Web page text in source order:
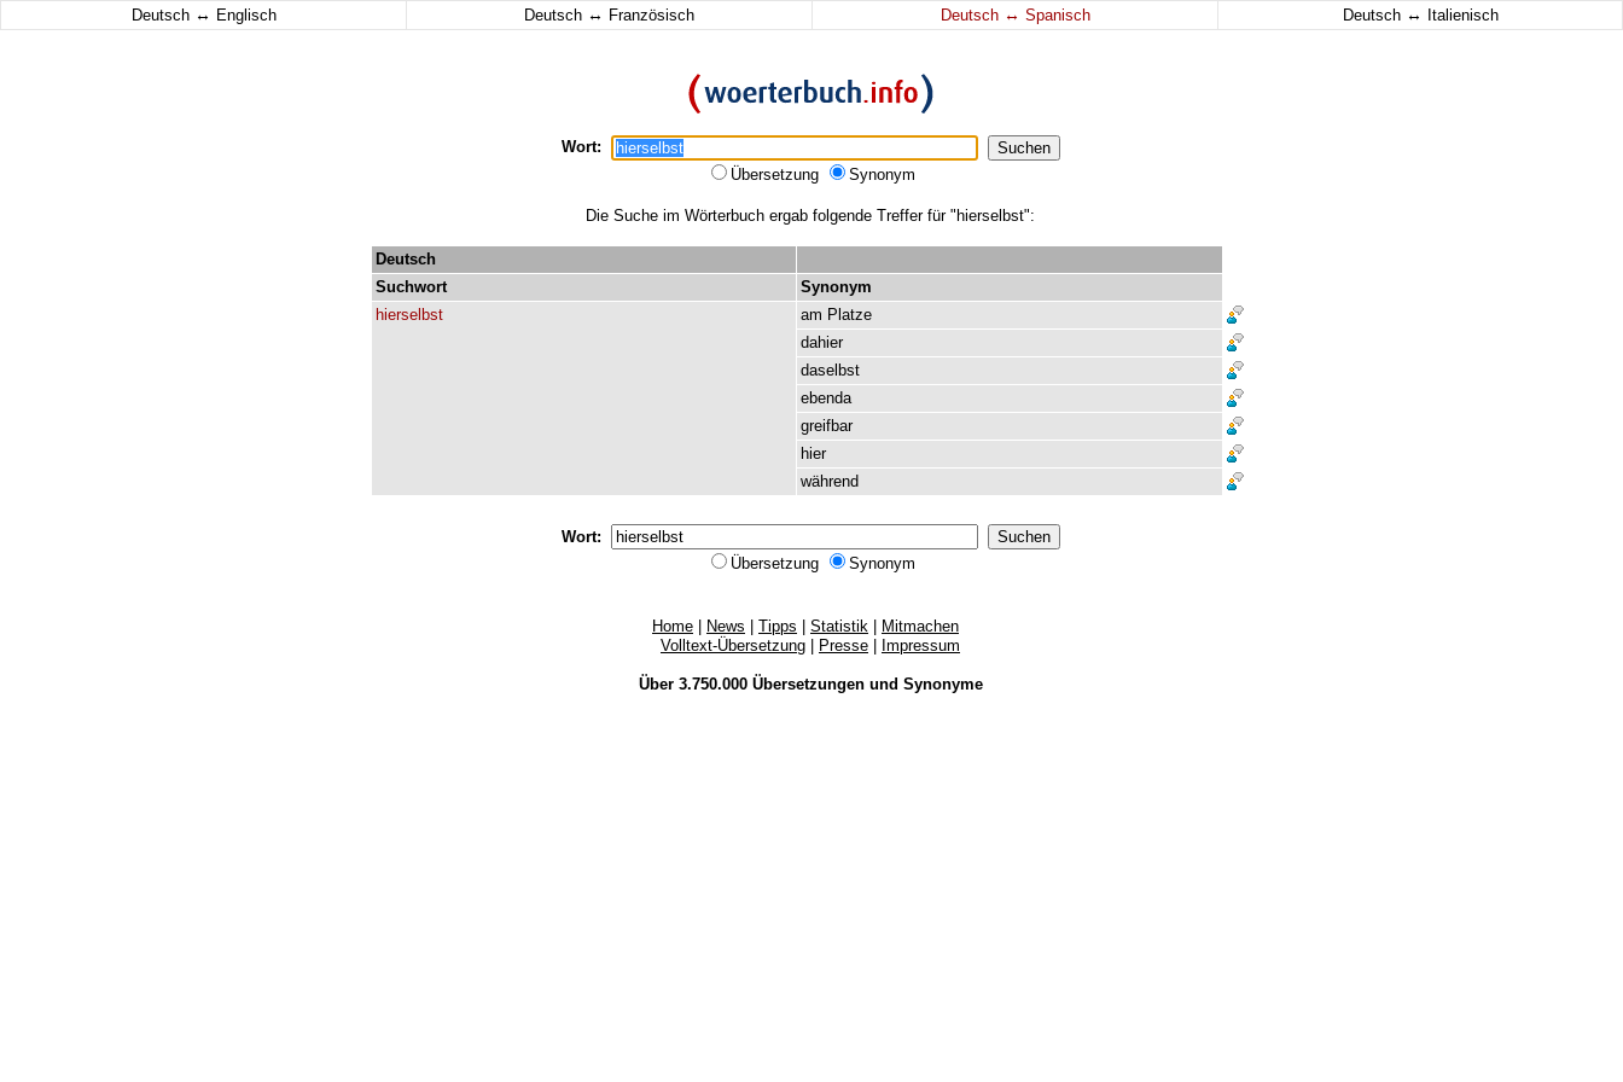
Deutsch ↔ Englisch Deutsch ↔ Französisch Deutsch ↔ Spanisch Deutsch ↔ Italienisch
Wort:
Übersetzung
Synonym
Die Suche im Wörterbuch ergab folgende Treffer für "hierselbst":
Deutsch
Suchwort
Synonym
hierselbst
am Platze
dahier
daselbst
ebenda
greifbar
hier
während
Wort:
Übersetzung
Synonym
Home News Tipps Statistik
Mitmachen
Volltext-Übersetzung
Presse Impressum
Über 3.750.000 Übersetzungenund Synonyme